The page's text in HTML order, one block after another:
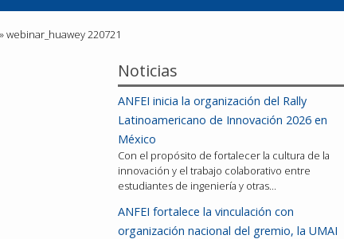
»webinar_huawey 220721
Noticias
ANFEI inicia la organización del Rally
Latinoamericano de Innovación 2026 en
México
Con el propósito de fortalecer la cultura de la
innovación y el trabajo colaborativo entre
estudiantes de ingeniería y otras…
ANFEI fortalece la vinculación con
organización nacional del gremio, la UMAI